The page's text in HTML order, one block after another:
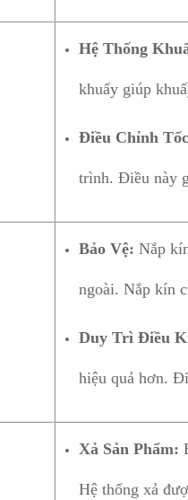
Hệ Thống
khuấy giúp
Điều Chỉnh
trình. Điều này
Bảo Vệ: Nắp
ngoài. Nắp kín
Duy Trì Điều
hiệu quả hơn.
Xả Sản Phẩm:
Hệ thống xả